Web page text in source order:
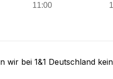
wir bei 1&1 Deutschland